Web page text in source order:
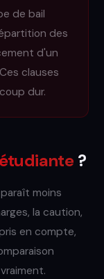
de bail
des
d'un
clauses
dur.
?
moins
la caution,
en compte,